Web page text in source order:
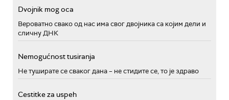
Dvojnik mog oca
Вероватно свако од нас има свог двојника са којим дели и
сличну ДНК
Nemogućnost tusiranja
Не туширате се сваког дана – не стидите се, то је здраво
Cestitke za uspeh